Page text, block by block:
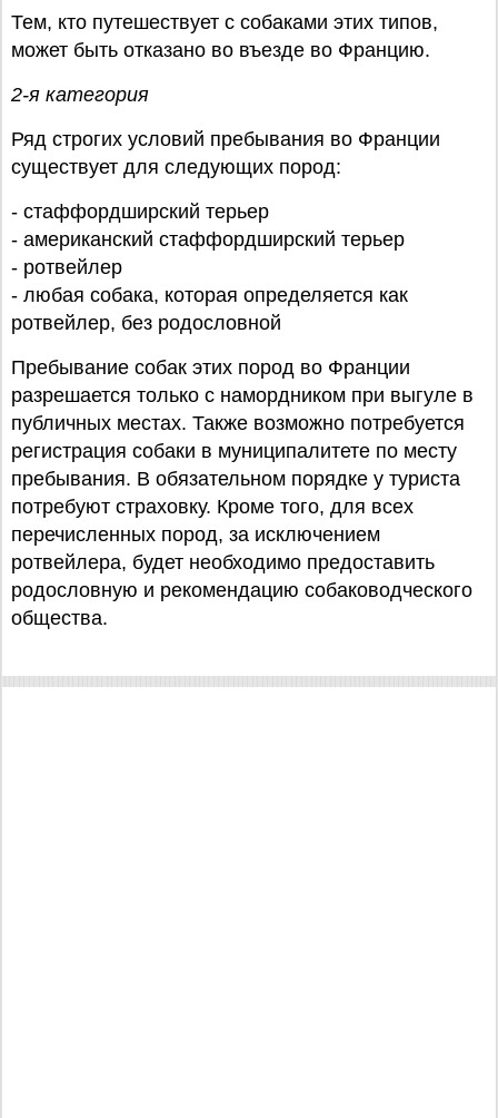
Тем, кто путешествует с собаками этих типов,
может быть отказано во въезде во Францию.
2-я категория
Ряд строгих условий пребывания во Франции
существует для следующих пород:
- стаффордширский терьер
- американский стаффордширский терьер
- ротвейлер
- любая собака, которая определяется как
ротвейлер, без родословной
Пребывание собак этих пород во Франции
разрешается только с намордником при выгуле в
публичных местах. Также возможно потребуется
регистрация собаки в муниципалитете по месту
пребывания. В обязательном порядке у туриста
потребуют страховку. Кроме того, для всех
перечисленных пород, за исключением
ротвейлера, будет необходимо предоставить
родословную и рекомендацию собаководческого
общества.